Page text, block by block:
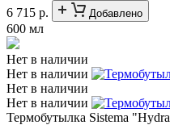
6 715 р.
Добавлено
600 мл
Нет в наличии
Нет в наличии
Нет в наличии
Нет в наличии
Термобутылка Sistema